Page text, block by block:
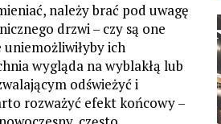
należy brać pod uwagę
drzwi – czy są one
ich
wygląda na wyblakłą lub
odświeżyć i
rozważyć efekt końcowy –